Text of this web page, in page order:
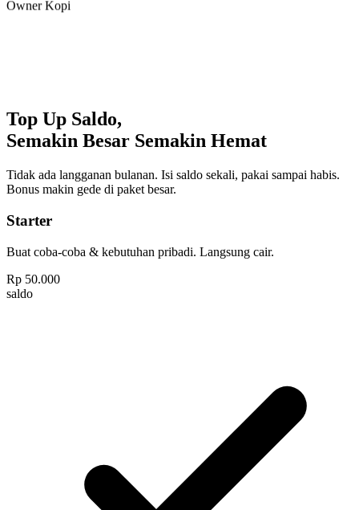
Top Up Saldo,
Semakin Besar Semakin Hemat
Tidak ada langganan bulanan. Isi saldo sekali, pakai sampai habis.
Bonus makin gede di paket besar.
Starter
Buat coba-coba & kebutuhan pribadi. Langsung cair.
Rp 50.000
saldo